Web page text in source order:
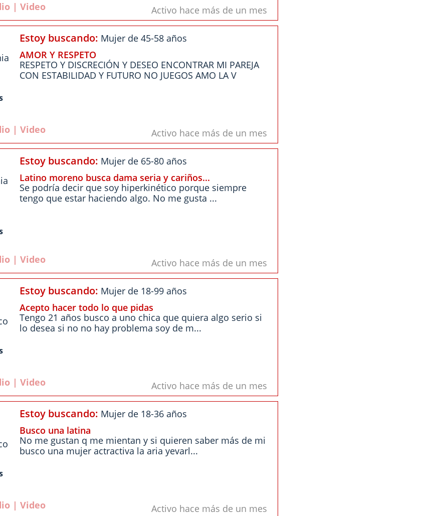
| Video Activo hace más de un mes
Estoy buscando: Mujer de 45-58 años
AMOR Y RESPETO
RESPETO Y DISCRECIÓN Y DESEO ENCONTRAR MI PAREJA
CON ESTABILIDAD Y FUTURO NO JUEGOS AMO LA V
| Video Activo hace más de un mes
Estoy buscando: Mujer de 65-80 años
Latino moreno busca dama seria y cariños...
Se podría decir que soy hiperkinético porque siempre
tengo que estar haciendo algo. No me gusta ...
| Video Activo hace más de un mes
Estoy buscando: Mujer de 18-99 años
Acepto hacer todo lo que pidas
Tengo 21 años busco a uno chica que quiera algo serio si
lo desea si no no hay problema soy de m...
| Video Activo hace más de un mes
Estoy buscando: Mujer de 18-36 años
Busco una latina
No me gustan q me mientan y si quieren saber más de mi
busco una mujer actractiva la aria yevarl...
| Video Activo hace más de un mes